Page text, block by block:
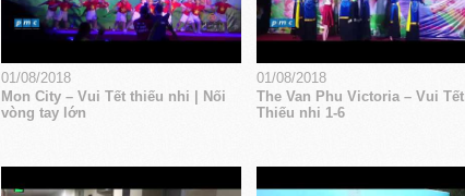
01/08/2018
Mon City – Vui Tết thiếu nhi | Nối
vòng tay lớn
01/08/2018
The Van Phu Victoria – Vui Tết
Thiếu nhi 1-6